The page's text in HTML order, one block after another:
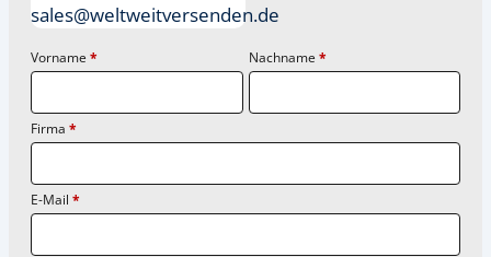
sales@weltweitversenden.de
Vorname * Nachname *
Firma *
E-Mail *